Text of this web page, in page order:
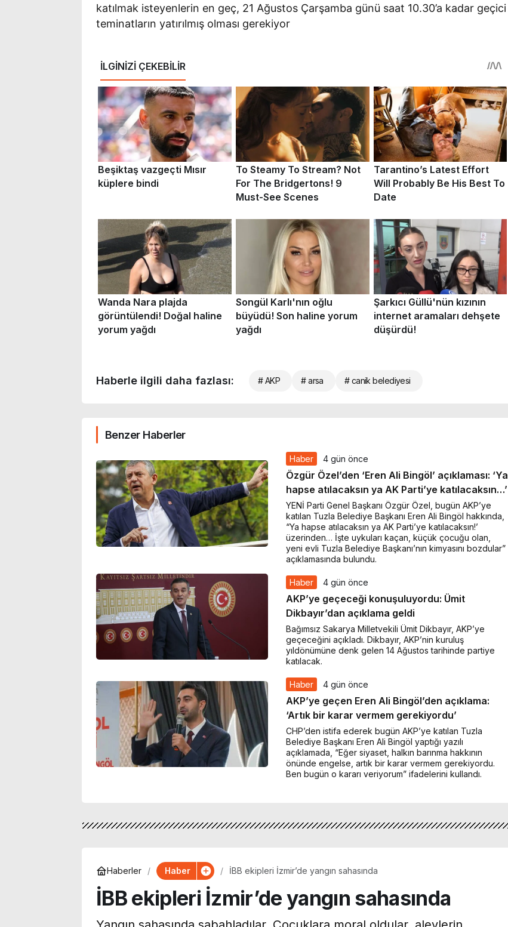
katılmak isteyenlerin en geç, 21 Ağustos Çarşamba günü saat 10.30’a kadar geçici
teminatların yatırılmış olması gerekiyor
Haberle ilgili daha fazlası: # AKP # arsa # canik belediyesi
Benzer Haberler
Haber 4 gün önce
Özgür Özel’den ‘Eren Ali Bingöl’ açıklaması: ‘Ya
hapse atılacaksın ya AK Parti’ye katılacaksın…’
YENİ Parti Genel Başkanı Özgür Özel, bugün AKP’ye
katılan Tuzla Belediye Başkanı Eren Ali Bingöl hakkında,
“Ya hapse atılacaksın ya AK Parti’ye katılacaksın!’
üzerinden… İşte uykuları kaçan, küçük çocuğu olan,
yeni evli Tuzla Belediye Başkanı’nın kimyasını bozdular”
açıklamasında bulundu.
Haber 4 gün önce
AKP’ye geçeceği konuşuluyordu: Ümit
Dikbayır’dan açıklama geldi
Bağımsız Sakarya Milletvekili Ümit Dikbayır, AKP’ye
geçeceğini açıkladı. Dikbayır, AKP’nin kuruluş
yıldönümüne denk gelen 14 Ağustos tarihinde partiye
katılacak.
Haber 4 gün önce
AKP’ye geçen Eren Ali Bingöl’den açıklama:
‘Artık bir karar vermem gerekiyordu’
CHP’den istifa ederek bugün AKP’ye katılan Tuzla
Belediye Başkanı Eren Ali Bingöl yaptığı yazılı
açıklamada, “Eğer siyaset, halkın barınma hakkının
önünde engelse, artık bir karar vermem gerekiyordu.
Ben bugün o kararı veriyorum” ifadelerini kullandı.
Haberler Haber İBB ekipleri İzmir’de yangın sahasında
İBB ekipleri İzmir’de yangın sahasında